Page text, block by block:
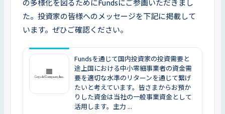
の多様化を図るためにFundsにご参画いただきまし
た。投資家の皆様へのメッセージを下記に掲載して
います。ぜひご確認ください。
Fundsを通じて国内投資家の投資需要と
途上国における中小零細事業者の資金需
要を適切な水準のリターンを通じて繋げ
たいと考えています。皆さまからお預か
りした資金は当社の一般事業資金として
活用します。主力 ...